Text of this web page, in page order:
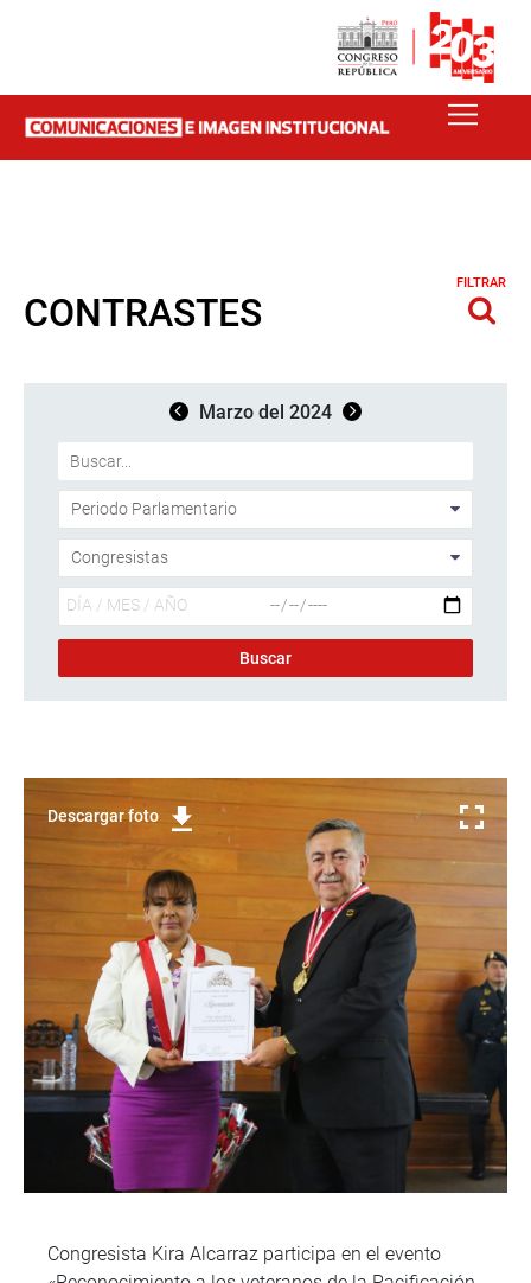
CONTRASTES
FILTRAR
Marzo del 2024
Descargar foto
Congresista Kira Alcarraz participa en el evento